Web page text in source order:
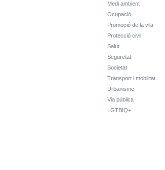
Medi ambient
Ocupació
Promoció de la vila
Protecció civil
Salut
Seguretat
Societat
Transport i mobilitat
Urbanisme
Via pública
LGTBIQ+